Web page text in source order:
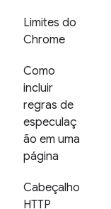
Limites do
Chrome
Como
incluir
regras de
especulaç
ão em uma
página
Cabeçalho
HTTP